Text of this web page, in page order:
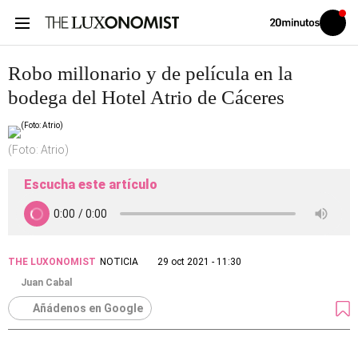
Volver
Iniciar
sesión
Robo millonario y de película en la
bodega del Hotel Atrio de Cáceres
(Foto: Atrio)
Escucha este artículo
THE LUXONOMIST NOTICIA
29 oct 2021 - 11:30
Juan Cabal
Añádenos en Google